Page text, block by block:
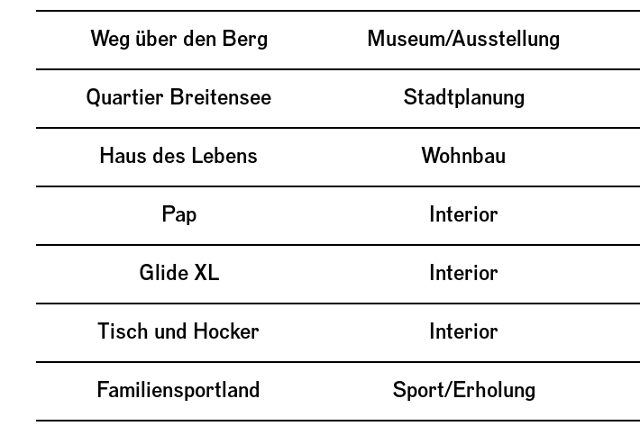
Weg über den Berg Museum/Ausstellung
Quartier Breitensee Stadtplanung
Haus des Lebens Wohnbau
Pap Interior
Glide XL Interior
Tisch und Hocker Interior
Familiensportland Sport/Erholung